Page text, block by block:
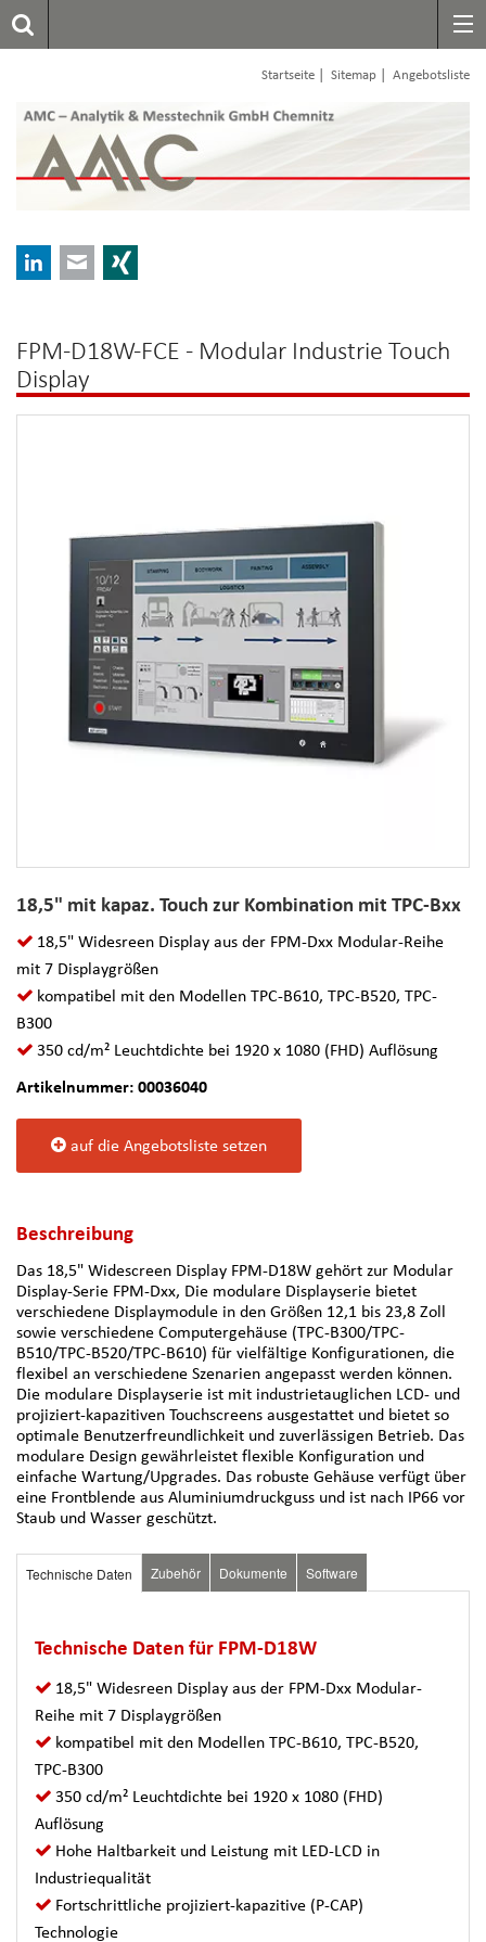
Startseite Sitemap Angebotsliste
LinkedInE-mail
FPM-D18W-FCE - Modular Industrie Touch
Display
18,5" mit kapaz. Touch zur Kombination mit TPC-Bxx
18,5" Widesreen Display aus der FPM-Dxx Modular-Reihe
mit 7 Displaygrößen
kompatibel mit den Modellen TPC-B610, TPC-B520, TPC-
B300
350 cd/m² Leuchtdichte bei 1920 x 1080 (FHD) Auflösung
Artikelnummer: 00036040
auf die Angebotsliste setzen
Beschreibung
Das 18,5" Widescreen Display FPM-D18W gehört zur Modular
Display-Serie FPM-Dxx, Die modulare Displayserie bietet
verschiedene Displaymodule in den Größen 12,1 bis 23,8 Zoll
sowie verschiedene Computergehäuse (TPC-B300/TPC-
B510/TPC-B520/TPC-B610) für vielfältige Konfigurationen, die
flexibel an verschiedene Szenarien angepasst werden können.
Die modulare Displayserie ist mit industrietauglichen LCD- und
projiziert-kapazitiven Touchscreens ausgestattet und bietet so
optimale Benutzerfreundlichkeit und zuverlässigen Betrieb. Das
modulare Design gewährleistet flexible Konfiguration und
einfache Wartung/Upgrades. Das robuste Gehäuse verfügt über
eine Frontblende aus Aluminiumdruckguss und ist nach IP66 vor
Staub und Wasser geschützt.
Technische Daten Zubehör Dokumente Software
Technische Daten für FPM-D18W
18,5" Widesreen Display aus der FPM-Dxx Modular-
Reihe mit 7 Displaygrößen
kompatibel mit den Modellen TPC-B610, TPC-B520,
TPC-B300
350 cd/m² Leuchtdichte bei 1920 x 1080 (FHD)
Auflösung
Hohe Haltbarkeit und Leistung mit LED-LCD in
Industriequalität
Fortschrittliche projiziert-kapazitive (P-CAP)
Technologie